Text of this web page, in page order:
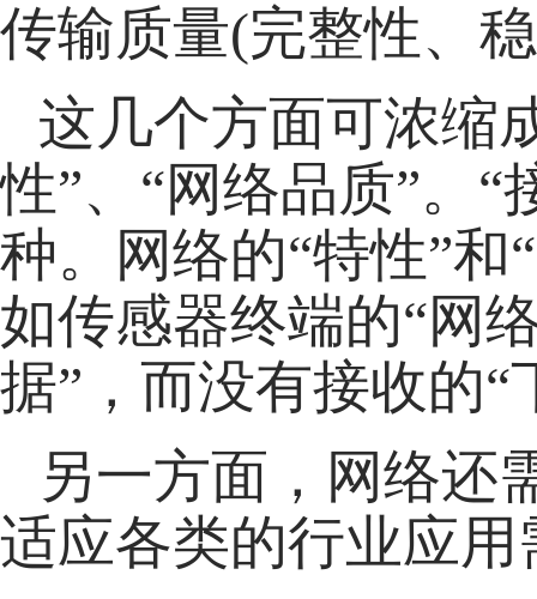
传输质量(完整性、
这几个方面可浓缩
性”、“网络品质”。
种。网络的“特性”
如传感器终端的“网
据”，而没有接收的“
另一方面，网络还
适应各类的行业应用